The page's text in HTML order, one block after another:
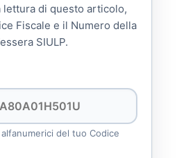
lettura di questo articolo,
Fiscale e il Numero della
SIULP.
del tuo Codice